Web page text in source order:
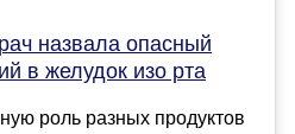
назвала опасный
в желудок изо рта
роль разных продуктов